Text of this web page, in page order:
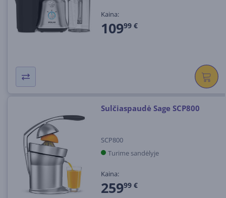
Kaina:
10999 €
Sulčiaspaudė Sage SCP800
SCP800
Turime sandėlyje
Kaina:
25999 €